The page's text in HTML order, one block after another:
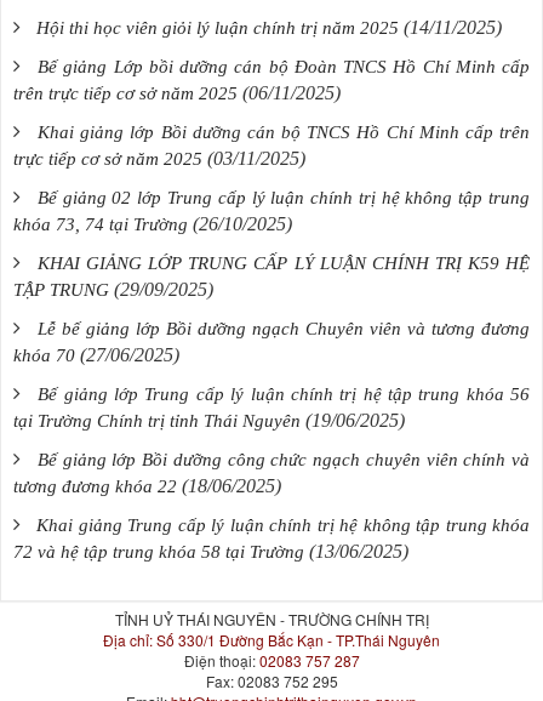
Hội thi học viên giỏi lý luận chính trị năm 2025 (14/11/2025)
Bế giảng Lớp bồi dưỡng cán bộ Đoàn TNCS Hồ Chí Minh cấp
trên trực tiếp cơ sở năm 2025 (06/11/2025)
Khai giảng lớp Bồi dưỡng cán bộ TNCS Hồ Chí Minh cấp trên
trực tiếp cơ sở năm 2025 (03/11/2025)
Bế giảng 02 lớp Trung cấp lý luận chính trị hệ không tập trung
khóa 73, 74 tại Trường (26/10/2025)
KHAI GIẢNG LỚP TRUNG CẤP LÝ LUẬN CHÍNH TRỊ K59 HỆ
TẬP TRUNG (29/09/2025)
Lễ bế giảng lớp Bồi dưỡng ngạch Chuyên viên và tương đương
khóa 70 (27/06/2025)
Bế giảng lớp Trung cấp lý luận chính trị hệ tập trung khóa 56
tại Trường Chính trị tỉnh Thái Nguyên (19/06/2025)
Bế giảng lớp Bồi dưỡng công chức ngạch chuyên viên chính và
tương đương khóa 22 (18/06/2025)
Khai giảng Trung cấp lý luận chính trị hệ không tập trung khóa
72 và hệ tập trung khóa 58 tại Trường (13/06/2025)
TỈNH UỶ THÁI NGUYÊN - TRƯỜNG CHÍNH TRỊ
Địa chỉ:Số 330/1 Đường Bắc Kạn - TP.Thái Nguyên
Điện thoại:02083 757 287
Fax:02083 752 295